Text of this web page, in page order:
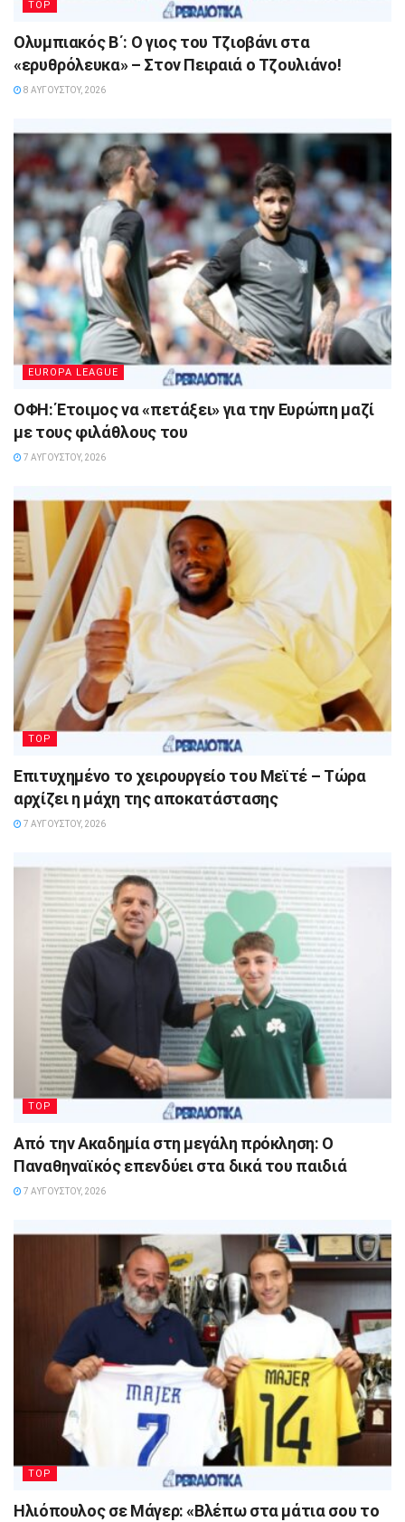
TOP
Ολυμπιακός Β΄: Ο γιος του Τζιοβάνι στα
«ερυθρόλευκα» – Στον Πειραιά ο Τζουλιάνο!
8 ΑΥΓΟΎΣΤΟΥ, 2026
EUROPA LEAGUE
ΟΦΗ: Έτοιμος να «πετάξει» για την Ευρώπη μαζί
με τους φιλάθλους του
7 ΑΥΓΟΎΣΤΟΥ, 2026
TOP
Επιτυχημένο το χειρουργείο του Μεϊτέ – Τώρα
αρχίζει η μάχη της αποκατάστασης
7 ΑΥΓΟΎΣΤΟΥ, 2026
TOP
Από την Ακαδημία στη μεγάλη πρόκληση: Ο
Παναθηναϊκός επενδύει στα δικά του παιδιά
7 ΑΥΓΟΎΣΤΟΥ, 2026
TOP
Ηλιόπουλος σε Μάγερ: «Βλέπω στα μάτια σου το